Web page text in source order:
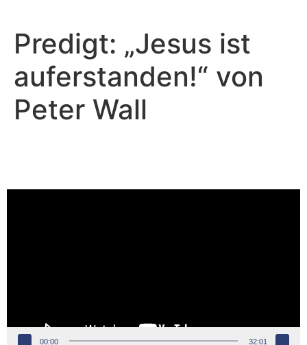
Predigt: „Jesus ist
auferstanden!“ von
Peter Wall
Video-Player
00:00 32:01